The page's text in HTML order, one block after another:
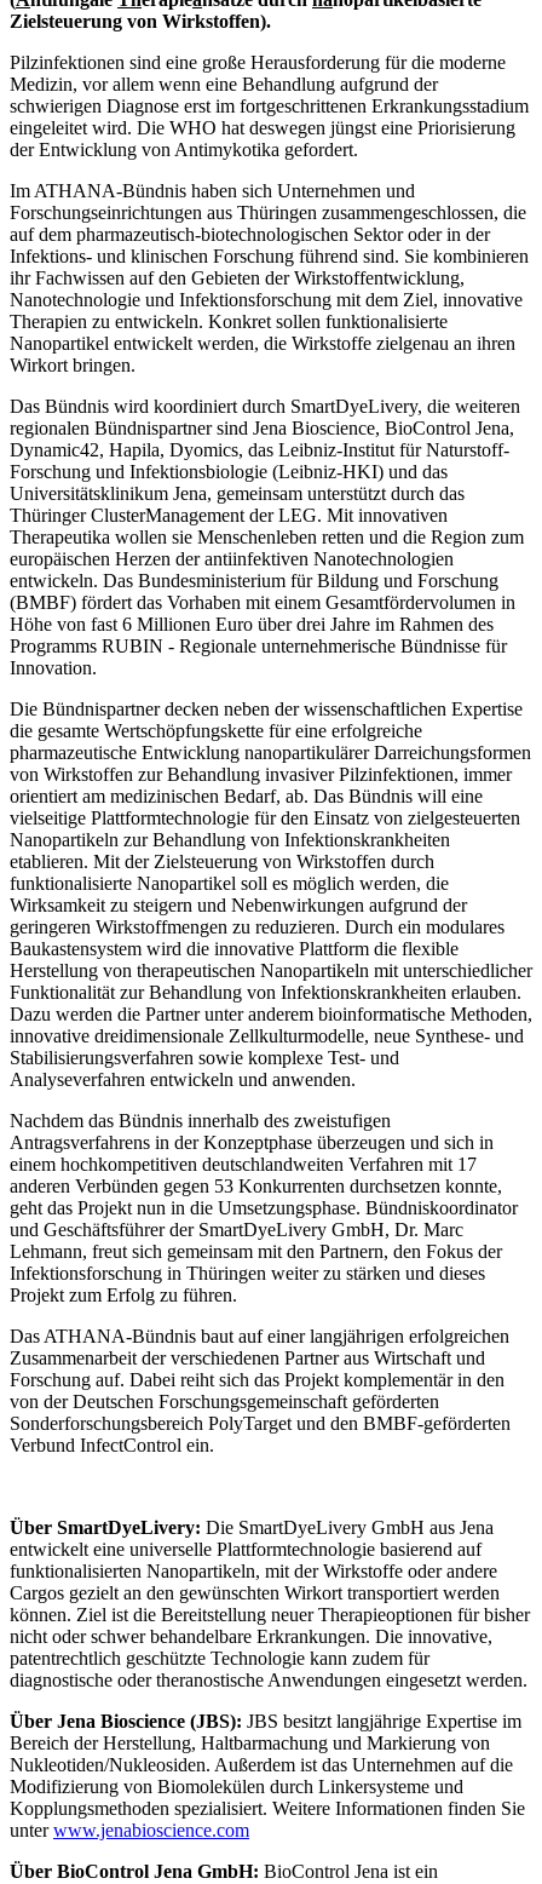
Zielsteuerung von Wirkstoffen).
Pilzinfektionen sind eine große Herausforderung für die moderne
Medizin, vor allem wenn eine Behandlung aufgrund der
schwierigen Diagnose erst im fortgeschrittenen Erkrankungsstadium
eingeleitet wird. Die WHO hat deswegen jüngst eine Priorisierung
der Entwicklung von Antimykotika gefordert.
Im ATHANA-Bündnis haben sich Unternehmen und
Forschungseinrichtungen aus Thüringen zusammengeschlossen, die
auf dem pharmazeutisch-biotechnologischen Sektor oder in der
Infektions- und klinischen Forschung führend sind. Sie kombinieren
ihr Fachwissen auf den Gebieten der Wirkstoffentwicklung,
Nanotechnologie und Infektionsforschung mit dem Ziel, innovative
Therapien zu entwickeln. Konkret sollen funktionalisierte
Nanopartikel entwickelt werden, die Wirkstoffe zielgenau an ihren
Wirkort bringen.
Das Bündnis wird koordiniert durch SmartDyeLivery, die weiteren
regionalen Bündnispartner sind Jena Bioscience, BioControl Jena,
Dynamic42, Hapila, Dyomics, das Leibniz-Institut für Naturstoff-
Forschung und Infektionsbiologie (Leibniz-HKI) und das
Universitätsklinikum Jena, gemeinsam unterstützt durch das
Thüringer ClusterManagement der LEG. Mit innovativen
Therapeutika wollen sie Menschenleben retten und die Region zum
europäischen Herzen der antiinfektiven Nanotechnologien
entwickeln. Das Bundesministerium für Bildung und Forschung
(BMBF) fördert das Vorhaben mit einem Gesamtfördervolumen in
Höhe von fast 6 Millionen Euro über drei Jahre im Rahmen des
Programms RUBIN - Regionale unternehmerische Bündnisse für
Innovation.
Die Bündnispartner decken neben der wissenschaftlichen Expertise
die gesamte Wertschöpfungskette für eine erfolgreiche
pharmazeutische Entwicklung nanopartikulärer Darreichungsformen
von Wirkstoffen zur Behandlung invasiver Pilzinfektionen, immer
orientiert am medizinischen Bedarf, ab. Das Bündnis will eine
vielseitige Plattformtechnologie für den Einsatz von zielgesteuerten
Nanopartikeln zur Behandlung von Infektionskrankheiten
etablieren. Mit der Zielsteuerung von Wirkstoffen durch
funktionalisierte Nanopartikel soll es möglich werden, die
Wirksamkeit zu steigern und Nebenwirkungen aufgrund der
geringeren Wirkstoffmengen zu reduzieren. Durch ein modulares
Baukastensystem wird die innovative Plattform die flexible
Herstellung von therapeutischen Nanopartikeln mit unterschiedlicher
Funktionalität zur Behandlung von Infektionskrankheiten erlauben.
Dazu werden die Partner unter anderem bioinformatische Methoden,
innovative dreidimensionale Zellkulturmodelle, neue Synthese- und
Stabilisierungsverfahren sowie komplexe Test- und
Analyseverfahren entwickeln und anwenden.
Nachdem das Bündnis innerhalb des zweistufigen
Antragsverfahrens in der Konzeptphase überzeugen und sich in
einem hochkompetitiven deutschlandweiten Verfahren mit 17
anderen Verbünden gegen 53 Konkurrenten durchsetzen konnte,
geht das Projekt nun in die Umsetzungsphase. Bündniskoordinator
und Geschäftsführer der SmartDyeLivery GmbH, Dr. Marc
Lehmann, freut sich gemeinsam mit den Partnern, den Fokus der
Infektionsforschung in Thüringen weiter zu stärken und dieses
Projekt zum Erfolg zu führen.
Das ATHANA-Bündnis baut auf einer langjährigen erfolgreichen
Zusammenarbeit der verschiedenen Partner aus Wirtschaft und
Forschung auf. Dabei reiht sich das Projekt komplementär in den
von der Deutschen Forschungsgemeinschaft geförderten
Sonderforschungsbereich PolyTarget und den BMBF-geförderten
Verbund InfectControl ein.
Über SmartDyeLivery: Die SmartDyeLivery GmbH aus Jena
entwickelt eine universelle Plattformtechnologie basierend auf
funktionalisierten Nanopartikeln, mit der Wirkstoffe oder andere
Cargos gezielt an den gewünschten Wirkort transportiert werden
können. Ziel ist die Bereitstellung neuer Therapieoptionen für bisher
nicht oder schwer behandelbare Erkrankungen. Die innovative,
patentrechtlich geschützte Technologie kann zudem für
diagnostische oder theranostische Anwendungen eingesetzt werden.
Über Jena Bioscience (JBS): JBS besitzt langjährige Expertise im
Bereich der Herstellung, Haltbarmachung und Markierung von
Nukleotiden/Nukleosiden. Außerdem ist das Unternehmen auf die
Modifizierung von Biomolekülen durch Linkersysteme und
Kopplungsmethoden spezialisiert. Weitere Informationen finden Sie
unterwww.jenabioscience.com
Über BioControl Jena GmbH: BioControl Jena ist ein